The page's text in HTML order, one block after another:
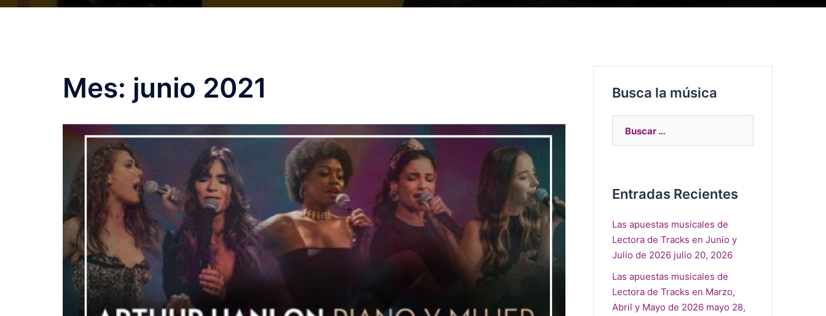
Mes: junio 2021 Busca la música
Entradas Recientes
Las apuestas musicales de
Lectora de Tracks en Junio y
Julio de 2026 julio 20, 2026
Las apuestas musicales de
Lectora de Tracks en Marzo,
Abril y Mayo de 2026 mayo 28,